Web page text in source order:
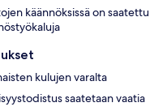
käännöksissä on saatettu
kulujen varalta
saatetaan vaatia